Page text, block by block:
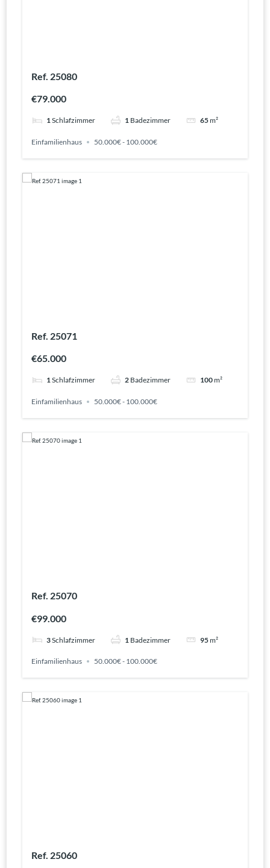
Ref. 25080
€79.000
1Schlafzimmer 1 Badezimmer 65m²
Einfamilienhaus 50.000€ - 100.000€
Ref. 25071
€65.000
1Schlafzimmer 2 Badezimmer 100m²
Einfamilienhaus 50.000€ - 100.000€
Ref. 25070
€99.000
3Schlafzimmer 1 Badezimmer 95m²
Einfamilienhaus 50.000€ - 100.000€
Ref. 25060